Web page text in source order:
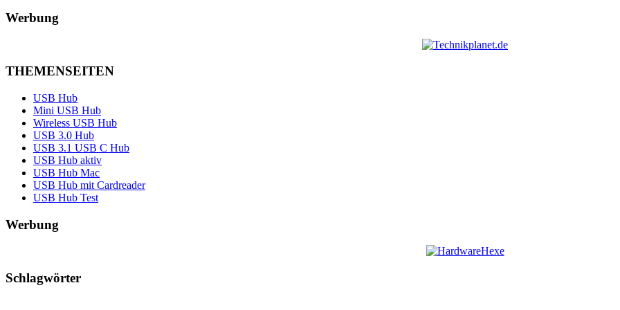
Werbung
THEMENSEITEN
USB Hub
Mini USB Hub
Wireless USB Hub
USB 3.0 Hub
USB 3.1 USB C Hub
USB Hub aktiv
USB Hub Mac
USB Hub mit Cardreader
USB Hub Test
Werbung
Schlagwörter